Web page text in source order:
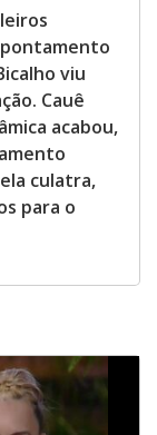
viu
Cauê
acabou,
culatra,
para o